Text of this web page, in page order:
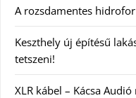
A rozsdamentes
Keszthely új építésű
tetszeni!
XLR kábel – Kácsa